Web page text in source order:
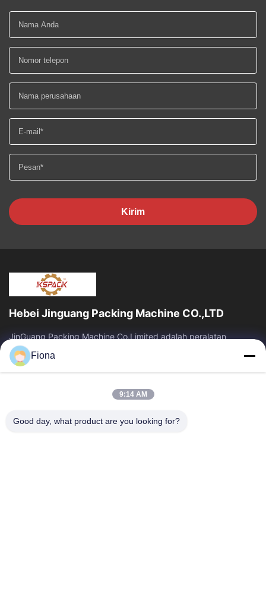
Kirim
Hebei Jinguang Packing Machine CO.,LTD
JinGuang Packing Machine Co.Limited adalah peralatan
pencetakan karton bergelombang profesional dan mesin terkait
untuk produksi karton selama...
Tautan Cepat
Produk
Tentang Kami
Tur Pabrik
Fiona
9:14 AM
Good day, what product are you looking for?